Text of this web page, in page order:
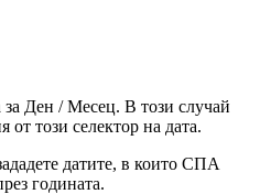
Ден / Месец. В този случай
от този селектор на дата.
датите, в които СПА
годината.